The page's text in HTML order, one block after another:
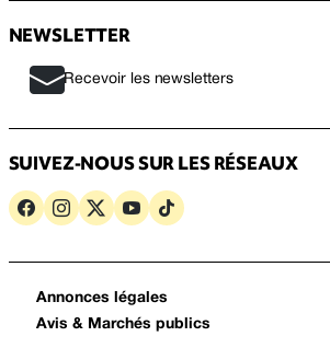
NEWSLETTER
Recevoir les newsletters
SUIVEZ-NOUS SUR LES RÉSEAUX
Annonces légales
Avis & Marchés publics